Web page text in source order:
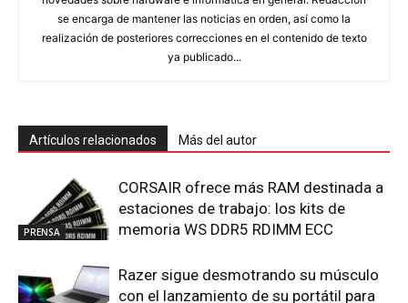
se encarga de mantener las noticias en orden, así como la
realización de posteriores correcciones en el contenido de texto
ya publicado...
Artículos relacionados Más del autor
PRENSA
CORSAIR ofrece más RAM destinada a
estaciones de trabajo: los kits de
memoria WS DDR5 RDIMM ECC
Razer sigue desmotrando su músculo
con el lanzamiento de su portátil para